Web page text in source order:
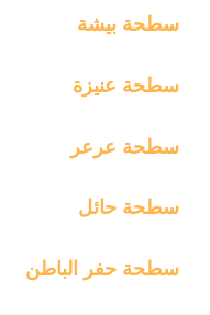
سطحة بيشة
سطحة عنيزة
سطحة عرعر
سطحة حائل
سطحة حفر الباطن